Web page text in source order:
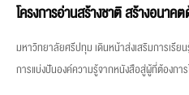
โครงการอ่านสร้างชาติ สร้างอนาค
มหาวิทยาลัยศรีปทุม เดินหน้าส่งเสริมการเรี
การแบ่งปันองค์ความรู้จากหนังสือสู่ผู้ที่ต้องกา